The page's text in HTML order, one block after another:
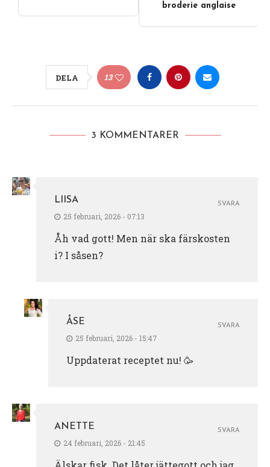
broderie anglaise
DELA 13
3 KOMMENTARER
LIISA
25 februari, 2026 - 07:13
Åh vad gott! Men när ska färskosten
i? I såsen?
SVARA
ÅSE
25 februari, 2026 - 15:47
Uppdaterat receptet nu! 🥳
SVARA
ANETTE
24 februari, 2026 - 21:45
SVARA